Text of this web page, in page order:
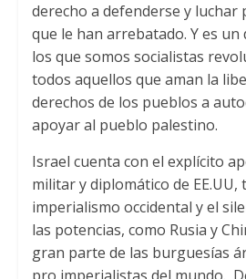
derecho a defenderse y
que le han arrebatado. Y es un
los que somos socialistas
todos aquellos que aman la
derechos de los pueblos a
apoyar al pueblo palestino.
Israel cuenta con el explícito
militar y diplomático de EE.UU,
imperialismo occidental y el
las potencias, como Rusia y
gran parte de las burguesías